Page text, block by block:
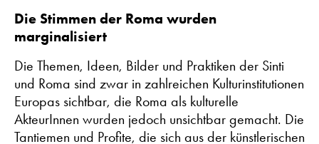
Die Stimmen der Roma wurden
marginalisiert
Die Themen, Ideen, Bilder und Praktiken der Sinti
und Roma sind zwar in zahlreichen Kulturinstitutionen
Europas sichtbar, die Roma als kulturelle
AkteurInnen wurden jedoch unsichtbar gemacht. Die
Tantiemen und Profite, die sich aus der künstlerischen